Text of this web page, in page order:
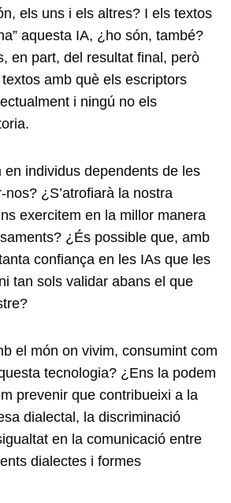
els uns i els altres? I els textos
aquesta IA, ¿ho són, també?
en part, del resultat final, però
amb què els escriptors
i ningú no els
en individus dependents de les
¿S’atrofiarà la nostra
exercitem en la millor manera
¿És possible que, amb
confiança en les IAs que les
tan sols validar abans el que
el món on vivim, consumint com
tecnologia? ¿Ens la podem
prevenir que contribueixi a la
dialectal, la discriminació
en la comunicació entre
dialectes i formes